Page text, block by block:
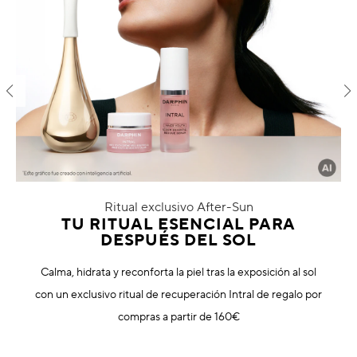
Manchas oscuras & piel irregular
Polución
Pérdida de volumen
Tez apagada
Ritual exclusivo After-Sun
TU RITUAL ESENCIAL PARA
DESPUÉS DEL SOL
Calma, hidrata y reconforta la piel tras la exposición al sol
con un exclusivo ritual de recuperación Intral de regalo por
compras a partir de 160€